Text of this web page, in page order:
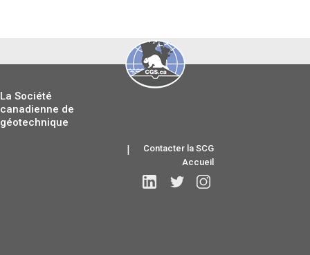
La Société
canadienne de
géotechnique
Contacter la SCG
|
Accueil